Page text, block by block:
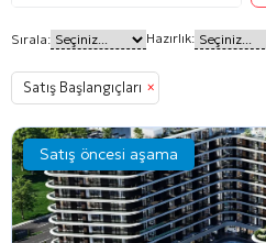
Sırala: Hazırlık:
Satış Başlangıçları ×
Satış öncesi aşama